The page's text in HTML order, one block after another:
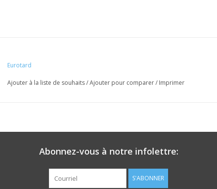
Eurotard
Ajouter à la liste de souhaits/Ajouter pour comparer/ Imprimer
Abonnez-vous à notre infolettre:
S'ABONNER